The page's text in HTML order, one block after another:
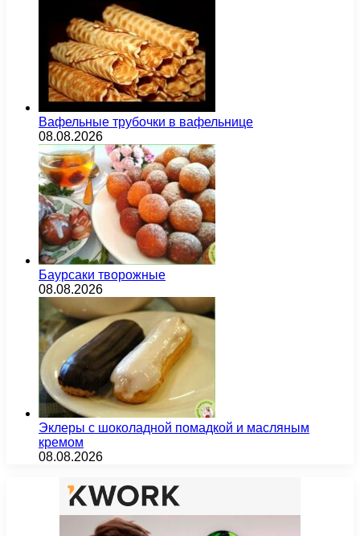
Вафельные трубочки в вафельнице
08.08.2026
Баурсаки творожные
08.08.2026
Эклеры с шоколадной помадкой и масляным
кремом
08.08.2026